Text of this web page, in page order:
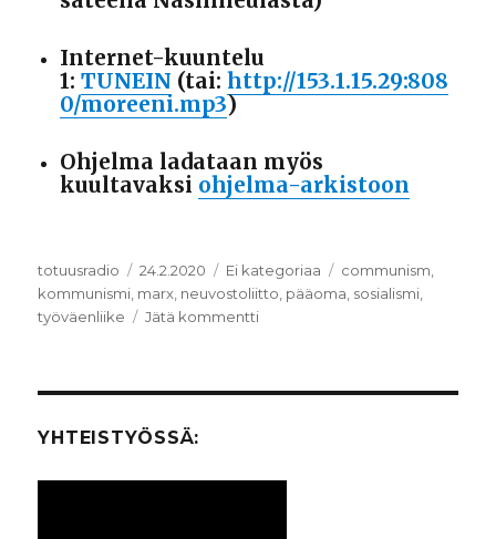
Internet-kuuntelu
1:TUNEIN (tai:http://153.1.15.29:808
0/moreeni.mp3)
Ohjelma ladataan myös
kuultavaksi ohjelma-arkistoon
Kirjoittaja
totuusradio Julkaistu
24.2.2020 Kategoriat
Ei kategoriaa Avainsanat
communism,
kommunismi, marx, neuvostoliitto, pääoma, sosialismi,
työväenliike
Jätä kommentti
YHTEISTYÖSSÄ: